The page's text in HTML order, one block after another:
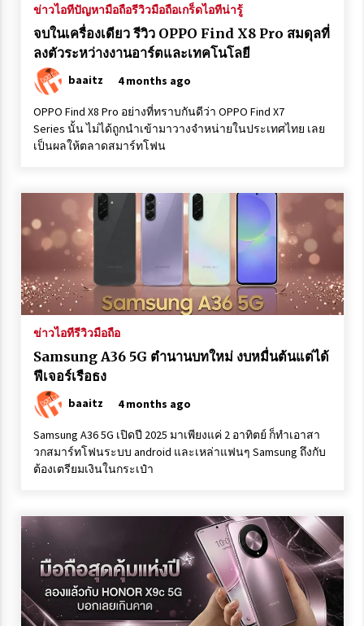
เปิดตัว vivo Y600 Pro มือถือใหม่สุดคุ้ม สเปกโหดเกิน
ราคา
ก่อนซื้อ OPPO Find X9 Ultra ต้องดู รีวิวจุดเด่น จุด
สังเกตแบบครบๆ
3 months ago
กับราคาเท่านี้
3 months ago
จบในเครื่องเดียว รีวิว OPPO Find X8 Pro สมดุลที่ลงตัว
ระหว่างงานอาร์ตและเทคโนโลยี
4 months ago
Samsung A36 5G ตำนานบทใหม่ งบหมื่นต้นแต่ได้ฟีเจอร์
เรือธง
มือถือสุดคุ้มแห่งปี ลองแล้วกับ HONOR X9c 5G บอกเลย
4 months ago
ข้อมูลและสเปคเครื่อง Logitech G Gaming Handheld
3 years ago
ข่าวไอทีปัญหามือถือรีวิวมือถือเกร็ดไอทีน่ารู้
จบในเครื่องเดียว รีวิว OPPO Find X8 Pro สมดุลที่
ลงตัวระหว่างงานอาร์ตและเทคโนโลยี
baaitz 4 months ago
OPPO Find X8 Pro อย่างที่ทราบกันดีว่า OPPO Find X7
Series นั้น ไม่ได้ถูกนำเข้ามาวางจำหน่ายในประเทศไทย เลย
เป็นผลให้ตลาดสมาร์ทโฟน
ข่าวไอทีรีวิวมือถือ
Samsung A36 5G ตำนานบทใหม่ งบหมื่นต้นแต่ได้
ฟีเจอร์เรือธง
baaitz 4 months ago
Samsung A36 5G เปิดปี 2025 มาเพียงแค่ 2 อาทิตย์ ก็ทำเอาสา
วกสมาร์ทโฟนระบบ android และเหล่าแฟนๆ Samsung ถึงกับ
ต้องเตรียมเงินในกระเป๋า